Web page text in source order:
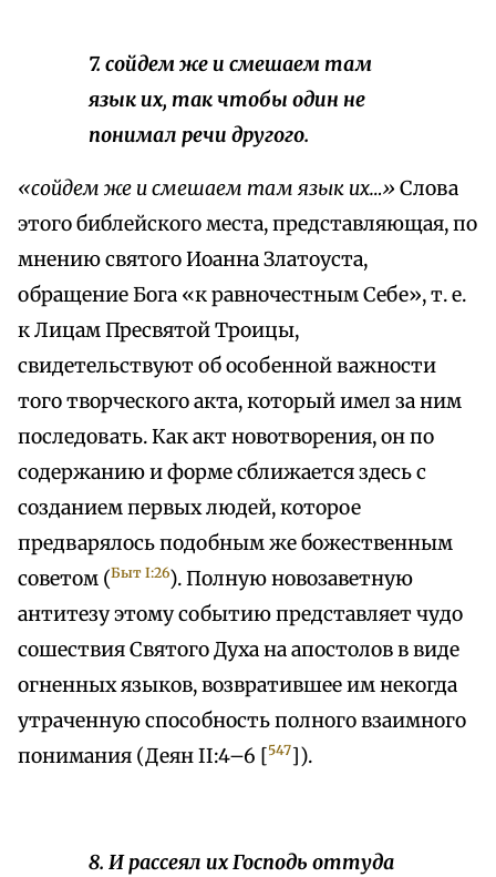
7. сойдем же и смешаем там
язык их, так чтобы один не
понимал речи другого.
«сойдем же и смешаем там язык их…» Слова
этого библейского места, представляющая, по
мнению святого Иоанна Златоуста,
обращение Бога «к равночестным Себе», т. е.
к Лицам Пресвятой Троицы,
свидетельствуют об особенной важности
того творческого акта, который имел за ним
последовать. Как акт новотворения, он по
содержанию и форме сближается здесь с
созданием первых людей, которое
предварялось подобным же божественным
советом (Быт I:26). Полную новозаветную
антитезу этому событию представляет чудо
сошествия Святого Духа на апостолов в виде
огненных языков, возвратившее им некогда
утраченную способность полного взаимного
понимания (Деян II:4–6 [547]).
8. И рассеял их Господь оттуда